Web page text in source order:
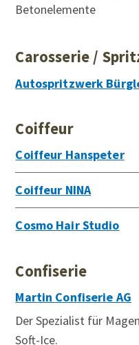
Betonelemente
Carosserie /
Autospritzwerk
Coiffeur
Coiffeur Hanspeter
Coiffeur NINA
Cosmo Hair Studio
Confiserie
Martin Confiserie AG
Der Spezialist für
Soft-Ice.